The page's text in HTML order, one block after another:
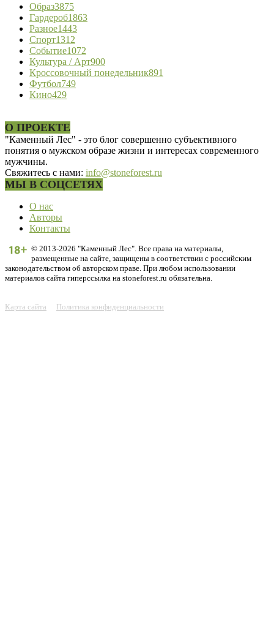
Образ3875
Гардероб1863
Разное1443
Спорт1312
Событие1072
Культура / Арт900
Кроссовочный понедельник891
Футбол749
Кино429
О ПРОЕКТЕ
"Каменный Лес" - это блог совершенно субъективного
понятия о мужском образе жизни и интересах современного
мужчины.
Свяжитесь с нами: info@stoneforest.ru
МЫ В СОЦСЕТЯХ
О нас
Авторы
Контакты
© 2013-2026 "Каменный Лес". Все права на материалы,
размещенные на сайте, защищены в соответствии с российским
законодательством об авторском праве. При любом использовании
материалов сайта гиперссылка на stoneforest.ru обязательна.
Карта сайта Политика конфиденциальности